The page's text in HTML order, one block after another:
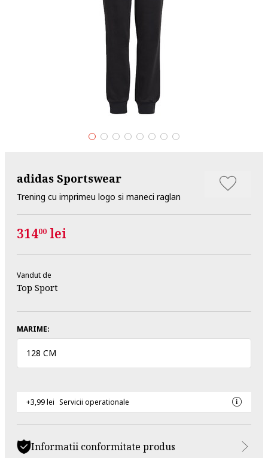
adidas Sportswear
Trening cu imprimeu logo si maneci raglan
31400 lei
Vandut de
Top Sport
MARIME:
128 CM
+3,99 lei Servicii operationale
Informatii conformitate produs